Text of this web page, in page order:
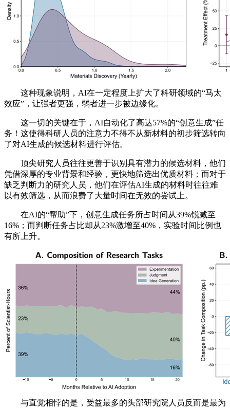
这种现象说明，AI在一定程度上扩大了科研领域的“马太
效应”，让强者更强，弱者进一步被边缘化。
这一切的关键在于，AI自动化了高达57%的“创意生成”任
务！这使得科研人员的注意力不得不从新材料的初步筛选转向
了对AI生成的候选材料进行评估。
顶尖研究人员往往更善于识别具有潜力的候选材料，他们
凭借深厚的专业背景和经验，更快地筛选出优质材料；而对于
缺乏判断力的研究人员，他们在评估AI生成的材料时往往难
以有效筛选，从而浪费了大量时间在无效的尝试上。
在AI的“帮助”下，创意生成任务所占时间从39%锐减至
16%；而判断任务占比却从23%激增至40%，实验时间比例也
有所上升。
与直觉相悖的是，受益最多的头部研究院人员反而是最为